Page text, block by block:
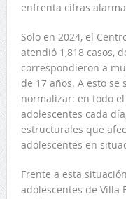
enfrenta cifras
Solo en 2024, el
atendió 1,818 casos,
correspondieron a
de 17 años. A esto
normalizar: en todo
adolescentes cada
estructurales que
adolescentes en
Frente a esta
adolescentes de Villa